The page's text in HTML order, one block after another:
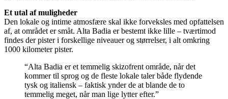
Et utal af muligheder
Den lokale og intime atmosfære skal ikke forveksles med opfattelsen
af, at området er småt. Alta Badia er bestemt ikke lille – tværtimod
findes der pister i forskellige niveauer og størrelser, i alt omkring
1000 kilometer pister.
“Alta Badia er et temmelig skizofrent område, når det
kommer til sprog og de fleste lokale taler både flydende
tysk og italiensk – faktisk ynder de at blande de to
temmelig meget, når man lige lytter efter.”